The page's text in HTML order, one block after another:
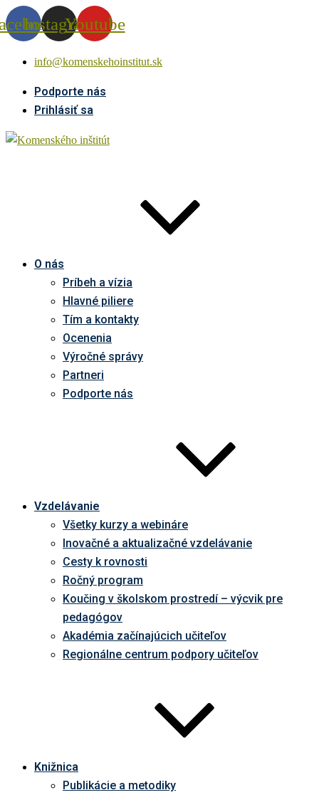
InstagramYoutube
info@komenskehoinstitut.sk
Podporte nás
Prihlásiť sa
O nás
Príbeh a vízia
Hlavné piliere
Tím a kontakty
Ocenenia
Výročné správy
Partneri
Podporte nás
Vzdelávanie
Všetky kurzy a webináre
Inovačné a aktualizačné vzdelávanie
Cesty k rovnosti
Ročný program
Koučing v školskom prostredí – výcvik pre
pedagógov
Akadémia začínajúcich učiteľov
Regionálne centrum podpory učiteľov
Knižnica
Publikácie a metodiky